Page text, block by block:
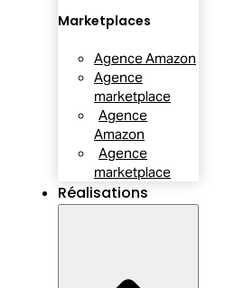
Marketplaces
Agence Amazon
Agence
marketplace
Agence
Amazon
Agence
marketplace
Réalisations